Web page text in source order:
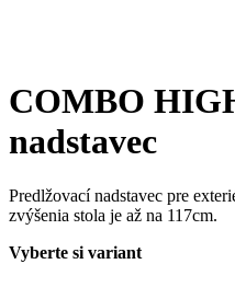
COMBO
nadstavec
Predlžovací nadstavec pre
zvýšenia stola je až na 117cm.
Vyberte si variant